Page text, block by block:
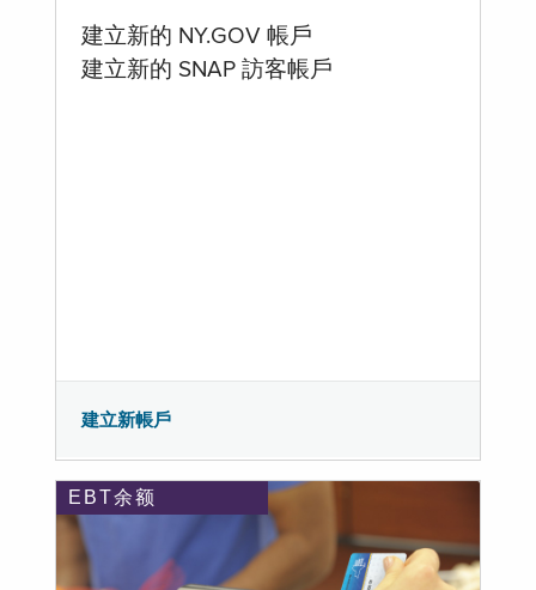
建立新的 NY.GOV 帳戶
建立新的 SNAP 訪客帳戶
建立新帳戶
EBT余额